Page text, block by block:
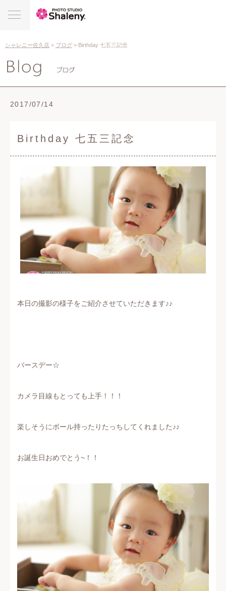
シャレニー佐久店 > ブログ > Birthday 七五三記念
2017/07/14
Birthday 七五三記念
本日の撮影の様子をご紹介させていただきます♪♪
バースデー☆
カメラ目線もとっても上手！！！
楽しそうにボール持ったりたっちしてくれました♪♪
お誕生日おめでとう~！！